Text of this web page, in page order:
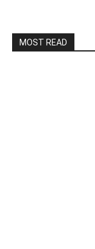
MOST READ